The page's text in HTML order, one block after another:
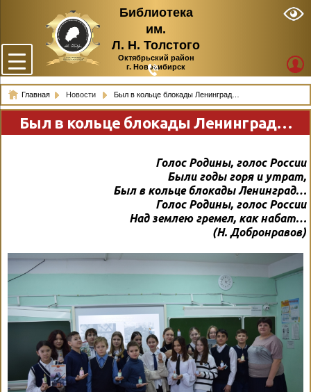
Библиотека
им.
Л. Н. Толстого
Октябрьский район
г. Новосибирск
Главная Новости Был в кольце блокады Ленинград…
Был в кольце блокады Ленинград…
Голос Родины, голос России
Были годы горя и утрат,
Был в кольце блокады Ленинград…
Голос Родины, голос России
Над землею гремел, как набат…
(Н. Добронравов)